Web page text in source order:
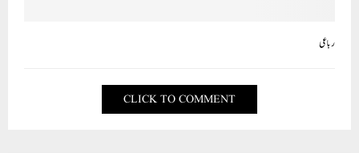
رباعی
CLICK TO COMMENT